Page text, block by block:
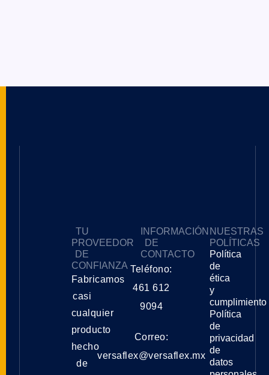
TU
PROVEEDOR
DE
CONFIANZA
Fabricamos
casi
cualquier
producto
hecho
de
INFORMACIÓN
DE
CONTACTO
Teléfono:
461 612
9094
Correo:
versaflex@versaflex.mx
NUESTRAS
POLÍTICAS
Política
de
ética
y
cumplimiento
Política
de
privacidad
de
datos